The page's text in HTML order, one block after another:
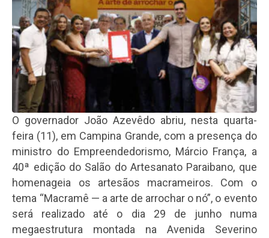
O governador João Azevêdo abriu, nesta quarta-
feira (11), em Campina Grande, com a presença do
ministro do Empreendedorismo, Márcio França, a
40ª edição do Salão do Artesanato Paraibano, que
homenageia os artesãos macrameiros. Com o
tema “Macramê — a arte de arrochar o nó”, o evento
será realizado até o dia 29 de junho numa
megaestrutura montada na Avenida Severino